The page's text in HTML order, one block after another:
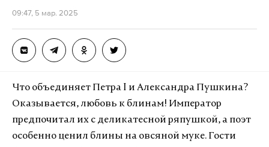
09:47, 5 мар. 2025
Что объединяет Петра I и Александра Пушкина?
Оказывается, любовь к блинам! Император
предпочитал их с деликатесной ряпушкой, а поэт
особенно ценил блины на овсяной муке. Гости